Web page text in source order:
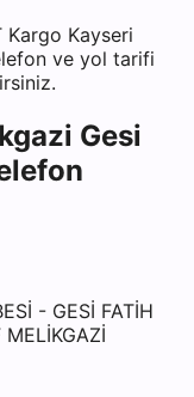
Kargo Kayseri
ve yol tarifi
Gesi
- GESİ FATİH